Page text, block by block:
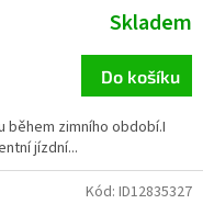
Skladem
Do košíku
během zimního období.I
jízdní...
Kód: ID12835327